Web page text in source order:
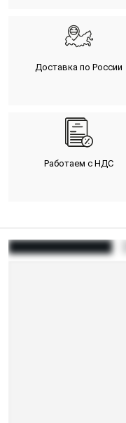
Доставка по России
Работаем с НДС